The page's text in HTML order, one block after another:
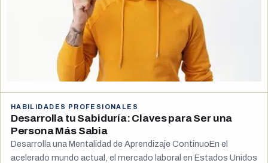
HABILIDADES PROFESIONALES
Desarrolla tu Sabiduría: Claves para Ser una
Persona Más Sabia
Desarrolla una Mentalidad de Aprendizaje ContinuoEn el
acelerado mundo actual, el mercado laboral en Estados Unidos